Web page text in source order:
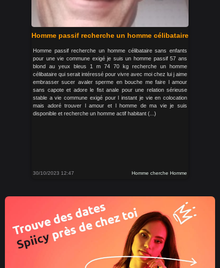
Homme passif recherche un homme célibataire
Homme passif recherche un homme célibataire sans enfants
pour une vie commune exigé je suis un homme passif 57 ans
blond au yeux bleus 1 m 74 70 kg recherche un homme
célibataire qui serait intéressé pour vivre avec moi chez lui j aime
embrasser sucer avaler sperme en bouche me faire l amour
sans capote et adore le fist anale pour une relation sérieuse
stable a vie commune exigé pour l instant je vie en colocation
mais adoré trouver l amour et l homme de ma vie je suis
disponible et recherche un homme actif habitant (...)
30/10/2023 12:47 Homme cherche Homme